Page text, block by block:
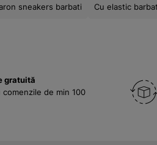
sneakers barbati Cu elastic
gratuită
comenzile de min 100